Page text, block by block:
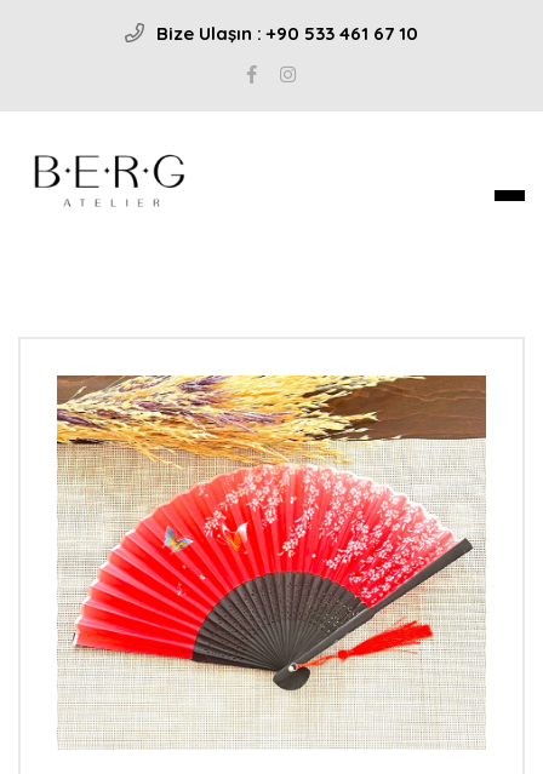
Bize Ulaşın : +90 533 461 67 10